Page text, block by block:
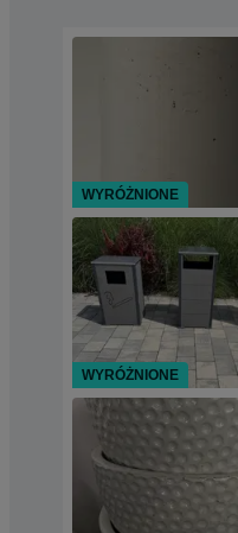
WYRÓŻNIONE
WYRÓŻNIONE